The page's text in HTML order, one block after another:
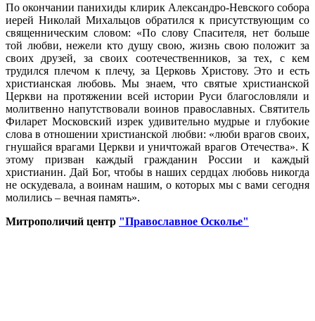
По окончании панихиды клирик Александро-Невского собора
иерей Николай Михальцов обратился к присутствующим со
священническим словом: «По слову Спасителя, нет больше
той любви, нежели кто душу свою, жизнь свою положит за
своих друзей, за своих соотечественников, за тех, с кем
трудился плечом к плечу, за Церковь Христову. Это и есть
христианская любовь. Мы знаем, что святые христианской
Церкви на протяжении всей истории Руси благословляли и
молитвенно напутствовали воинов православных. Святитель
Филарет Московский изрек удивительно мудрые и глубокие
слова в отношении христианской любви: «люби врагов своих,
гнушайся врагами Церкви и уничтожай врагов Отечества». К
этому призван каждый гражданин России и каждый
христианин. Дай Бог, чтобы в наших сердцах любовь никогда
не оскудевала, а воинам нашим, о которых мы с вами сегодня
молились – вечная память».
Митрополичий центр "Православное Осколье"